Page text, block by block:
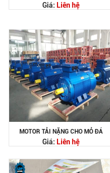
Giá: Liên hệ
MOTOR TẢI NẶNG CHO MỎ ĐÁ
Giá: Liên hệ